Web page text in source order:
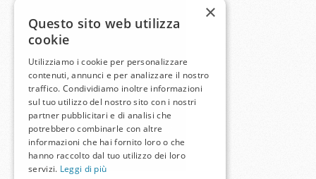
×
Questo sito web utilizza
cookie
Utilizziamo i cookie per personalizzare
contenuti, annunci e per analizzare il nostro
traffico. Condividiamo inoltre informazioni
sul tuo utilizzo del nostro sito con i nostri
partner pubblicitari e di analisi che
potrebbero combinarle con altre
informazioni che hai fornito loro o che
hanno raccolto dal tuo utilizzo dei loro
servizi. Leggi di più